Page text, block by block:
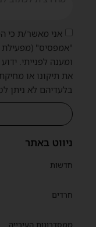
ניווט באתר
חדשות
חרדים
ממסדרונות העירייה
אני מאשר/ת כי
"אמפסיס" (מפעילת
ומענה לפנייתי.
את תיקונו או
בלעדיהם לא ניתן